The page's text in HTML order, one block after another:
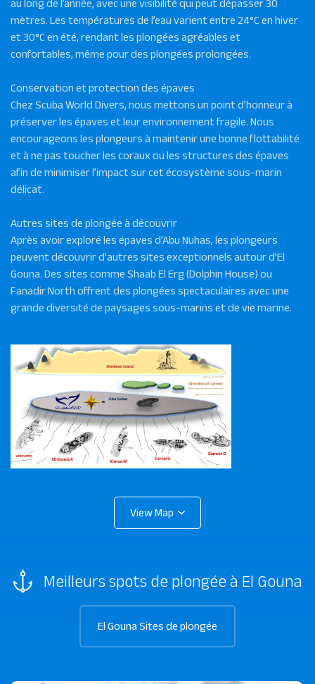
au long de l’année, avec une visibilité qui peut dépasser 30
mètres. Les températures de l’eau varient entre 24°C en hiver
et 30°C en été, rendant les plongées agréables et
confortables, même pour des plongées prolongées.
Conservation et protection des épaves
Chez Scuba World Divers, nous mettons un point d’honneur à
préserver les épaves et leur environnement fragile. Nous
encourageons les plongeurs à maintenir une bonne flottabilité
et à ne pas toucher les coraux ou les structures des épaves
afin de minimiser l’impact sur cet écosystème sous-marin
délicat.
Autres sites de plongée à découvrir
Après avoir exploré les épaves d'Abu Nuhas, les plongeurs
peuvent découvrir d'autres sites exceptionnels autour d'El
Gouna. Des sites comme Shaab El Erg (Dolphin House) ou
Fanadir North offrent des plongées spectaculaires avec une
grande diversité de paysages sous-marins et de vie marine.
Meilleurs spots de plongée à El Gouna
El Gouna Sites de plongée